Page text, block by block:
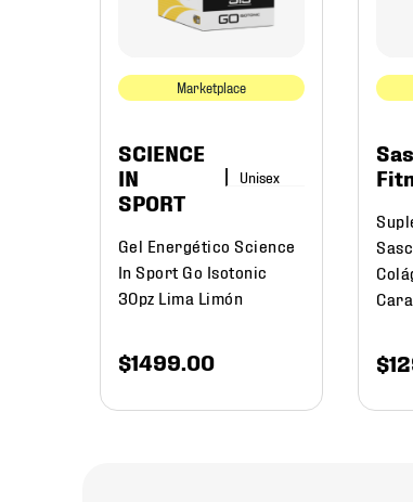
Marketplace
SCIENCE
IN
SPORT
Gel Energético Science
In Sport Go Isotonic
30pz Lima Limón
$1499.00 $